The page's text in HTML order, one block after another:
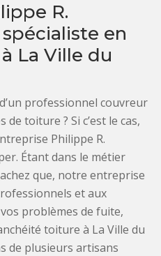
R.
en
La Ville du
professionnel couvreur
toiture ? Si c’est le cas,
Philippe R.
Étant dans le métier
que, notre entreprise
et aux
problèmes de fuite,
toiture à La Ville du
de plusieurs artisans